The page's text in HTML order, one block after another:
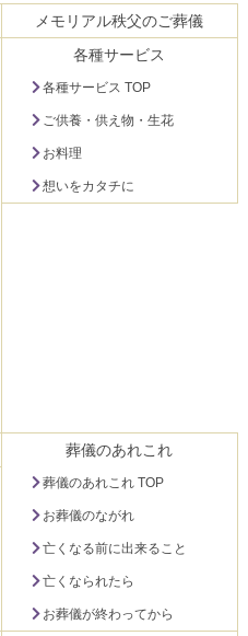
メモリアル秩父のご葬儀
各種サービス
各種サービス TOP
ご供養・供え物・生花
お料理
想いをカタチに
葬儀のあれこれ
葬儀のあれこれ TOP
お葬儀のながれ
亡くなる前に出来ること
亡くなられたら
お葬儀が終わってから